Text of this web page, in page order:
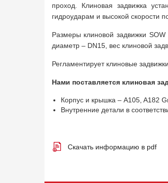
проход. Клиновая задвижка
гидроударам и высокой скорости
Размеры клиновой задвижки
диаметр – DN15, вес клиновой
Регламентирует клиновые
Нами поставляется клиновая
Корпус и крышка – A105, A182
Внутренние детали в
Скачать информацию в pdf